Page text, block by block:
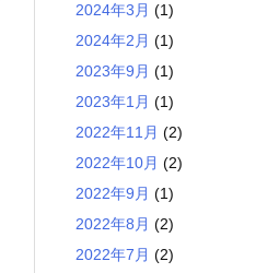
2024年3月 (1)
2024年2月 (1)
2023年9月 (1)
2023年1月 (1)
2022年11月 (2)
2022年10月 (2)
2022年9月 (1)
2022年8月 (2)
2022年7月 (2)